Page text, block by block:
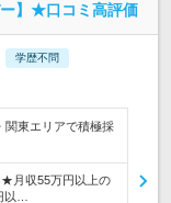
】★口コミ高評価
学歴不問
東エリアで積極採
★月収55万円以上の
以…